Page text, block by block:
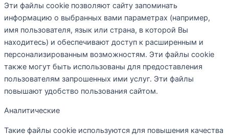
Эти файлы cookie позволяют сайту запоминать
информацию о выбранных вами параметрах (например,
имя пользователя, язык или страна, в которой Вы
находитесь) и обеспечивают доступ к расширенным и
персонализированным возможностям. Эти файлы cookie
также могут быть использованы для предоставления
пользователям запрошенных ими услуг. Эти файлы
повышают удобство пользования сайтом.
Аналитические
Такие файлы cookie используются для повышения качества